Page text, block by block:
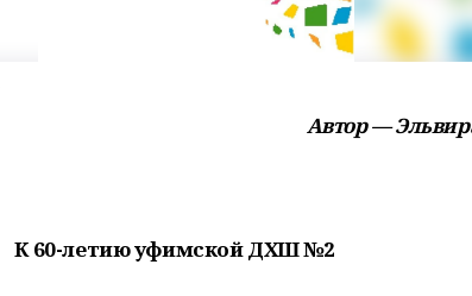
Автор —
К 60-летию уфимской ДХШ №2